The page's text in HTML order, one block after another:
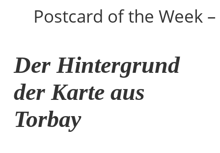
Postcard of the Week
Der Hintergrund
der Karte aus
Torbay